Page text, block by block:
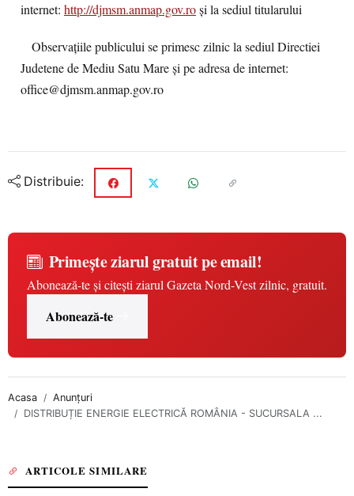
internet: http://djmsm.anmap.gov.roși la sediul titularului
Observațiile publicului se primesc zilnic la sediul Directiei
Judetene de Mediu Satu Mare și pe adresa de internet:
office@djmsm.anmap.gov.ro
Distribuie:
Primește ziarul gratuit pe email!
Abonează-te și citești ziarul Gazeta Nord-Vest zilnic, gratuit.
Abonează-te
Acasa
Anunțuri
DISTRIBUȚIE ENERGIE ELECTRICĂ ROMÂNIA - SUCURSALA ...
ARTICOLE SIMILARE